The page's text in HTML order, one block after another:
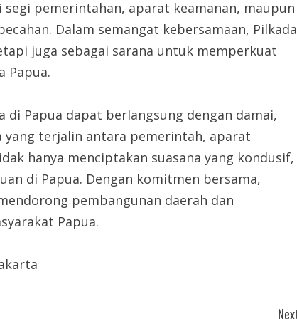
pemerintahan, aparat keamanan, maupun
Dalam semangat kebersamaan, Pilkada
juga sebagai sarana untuk memperkuat
Papua.
Papua dapat berlangsung dengan damai,
yang terjalin antara pemerintah, aparat
hanya menciptakan suasana yang kondusif,
di Papua. Dengan komitmen bersama,
pembangunan daerah dan
Papua.